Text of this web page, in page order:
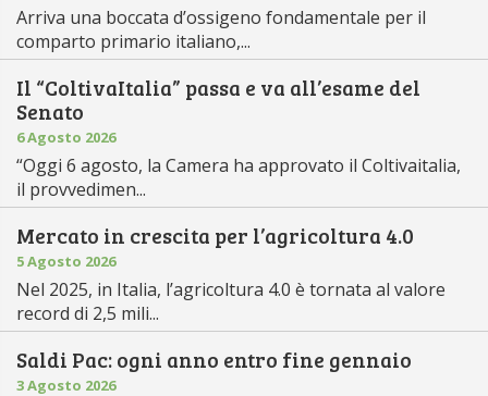
Arriva una boccata d’ossigeno fondamentale per il
comparto primario italiano,...
Il “ColtivaItalia” passa e va all’esame del
Senato
6 Agosto 2026
“Oggi 6 agosto, la Camera ha approvato il Coltivaitalia,
il provvedimen...
Mercato in crescita per l’agricoltura 4.0
5 Agosto 2026
Nel 2025, in Italia, l’agricoltura 4.0 è tornata al valore
record di 2,5 mili...
Saldi Pac: ogni anno entro fine gennaio
3 Agosto 2026